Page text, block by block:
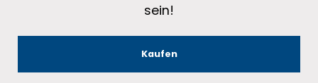
sein!
Kaufen